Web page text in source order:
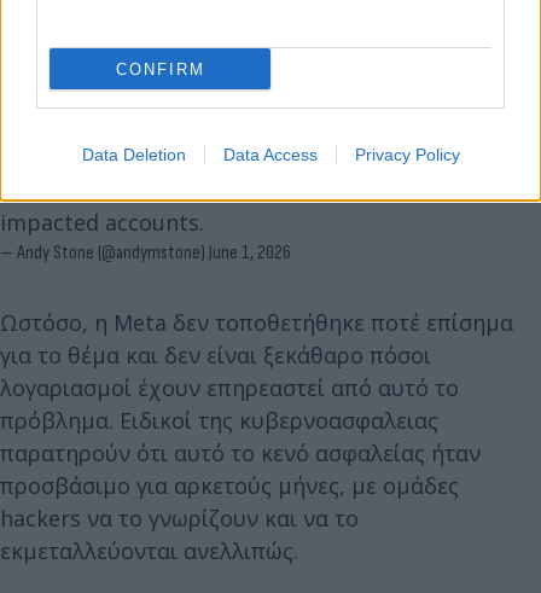
CONFIRM
Data Deletion Data Access Privacy Policy
impacted accounts.
— Andy Stone (@andymstone) June 1, 2026
Ωστόσο, η Meta δεν τοποθετήθηκε ποτέ επίσημα
για το θέμα και δεν είναι ξεκάθαρο πόσοι
λογαριασμοί έχουν επηρεαστεί από αυτό το
πρόβλημα. Ειδικοί της κυβερνοασφαλειας
παρατηρούν ότι αυτό το κενό ασφαλείας ήταν
προσβάσιμο για αρκετούς μήνες, με ομάδες
hackers να το γνωρίζουν και να το
εκμεταλλεύονται ανελλιπώς.